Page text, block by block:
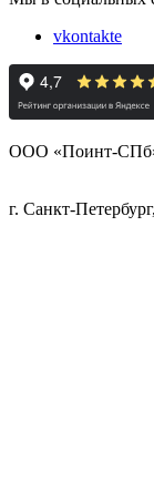
vkontakte
ООО «Поинт-
г. Санкт-